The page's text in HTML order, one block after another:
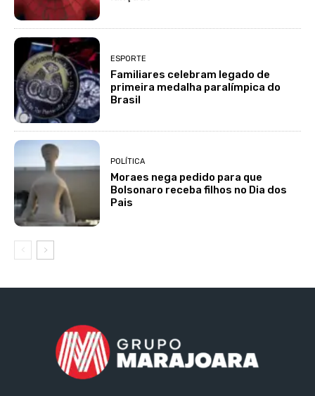
ESPORTE
Familiares celebram legado de
primeira medalha paralímpica do
Brasil
POLÍTICA
Moraes nega pedido para que
Bolsonaro receba filhos no Dia dos
Pais